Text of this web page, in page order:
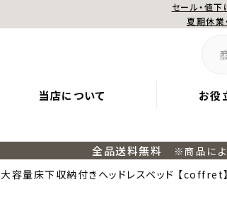
セール・値下
夏期休業
全品送料無料
※商品によ
大容量床下収納付きヘッドレスベッド 【coffret